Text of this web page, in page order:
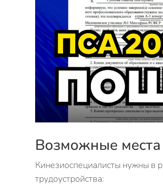
Возможные
Кинезиоспециалисты нужны в
трудоустройства: